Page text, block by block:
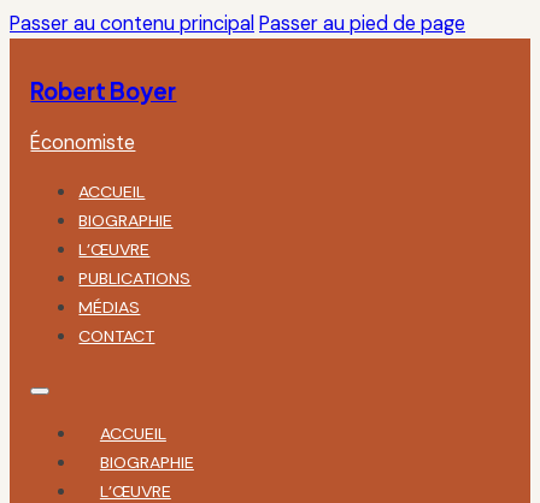
Passer au contenu principal Passer au pied de page
Robert Boyer
Économiste
ACCUEIL
BIOGRAPHIE
L’ŒUVRE
PUBLICATIONS
MÉDIAS
CONTACT
ACCUEIL
BIOGRAPHIE
L’ŒUVRE